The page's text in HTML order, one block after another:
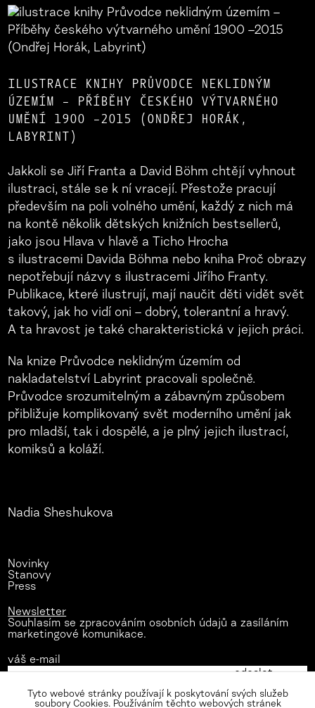
ILUSTRACE KNIHY PRŮVODCE NEKLIDNÝM
ÚZEMÍM – PŘÍBĚHY ČESKÉHO VÝTVARNÉHO
UMĚNÍ 1900 –2015 (ONDŘEJ HORÁK,
LABYRINT)
Jakkoli se Jiří Franta a David Böhm chtějí vyhnout
ilustraci, stále se k ní vracejí. Přestože pracují
především na poli volného umění, každý z nich má
na kontě několik dětských knižních bestsellerů,
jako jsou Hlava v hlavě a Ticho Hrocha
s ilustracemi Davida Böhma nebo kniha Proč obrazy
nepotřebují názvy s ilustracemi Jiřího Franty.
Publikace, které ilustrují, mají naučit děti vidět svět
takový, jak ho vidí oni – dobrý, tolerantní a hravý.
A ta hravost je také charakteristická v jejich práci.
Na knize Průvodce neklidným územím od
nakladatelství Labyrint pracovali společně.
Průvodce srozumitelným a zábavným způsobem
přibližuje komplikovaný svět moderního umění jak
pro mladší, tak i dospělé, a je plný jejich ilustrací,
komiksů a koláží.
Nadia Sheshukova
Novinky
Stanovy
Press
Newsletter
Souhlasím se zpracováním osobních údajů a zasíláním
marketingové komunikace.
váš e-mail
Tyto webové stránky používají k poskytování svých služeb
soubory Cookies. Používáním těchto webových stránek